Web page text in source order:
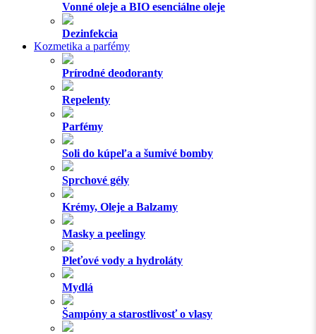
Vonné oleje a BIO esenciálne oleje
Dezinfekcia
Kozmetika a parfémy
Prírodné deodoranty
Repelenty
Parfémy
Soli do kúpeľa a šumivé bomby
Sprchové gély
Krémy, Oleje a Balzamy
Masky a peelingy
Pleťové vody a hydroláty
Mydlá
Šampóny a starostlivosť o vlasy